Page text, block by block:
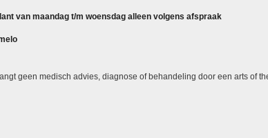
van maandag t/m woensdag alleen volgens afspraak
geen medisch advies, diagnose of behandeling door een arts of